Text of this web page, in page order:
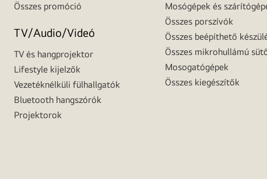
Összes promóció
TV/Audio/Videó
TV és hangprojektor
Lifestyle kijelzők
Vezetéknélküli fülhallgatók
Bluetooth hangszórók
Projektorok
Mosógépek és
Összes porszívók
Összes beépíthető
Összes mikrohullámú
Mosogatógépek
Összes kiegészítők